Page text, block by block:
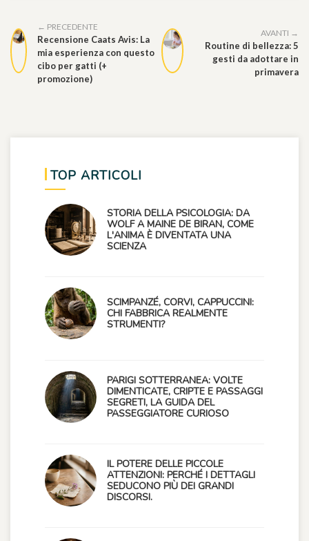
← PRECEDENTE
Recensione Caats Avis: La
mia esperienza con questo
cibo per gatti (+
promozione)
AVANTI →
Routine di bellezza: 5
gesti da adottare in
primavera
TOP ARTICOLI
STORIA DELLA PSICOLOGIA: DA
WOLF A MAINE DE BIRAN, COME
L'ANIMA È DIVENTATA UNA
SCIENZA
SCIMPANZÉ, CORVI, CAPPUCCINI:
CHI FABBRICA REALMENTE
STRUMENTI?
PARIGI SOTTERRANEA: VOLTE
DIMENTICATE, CRIPTE E PASSAGGI
SEGRETI, LA GUIDA DEL
PASSEGGIATORE CURIOSO
IL POTERE DELLE PICCOLE
ATTENZIONI: PERCHÉ I DETTAGLI
SEDUCONO PIÙ DEI GRANDI
DISCORSI.